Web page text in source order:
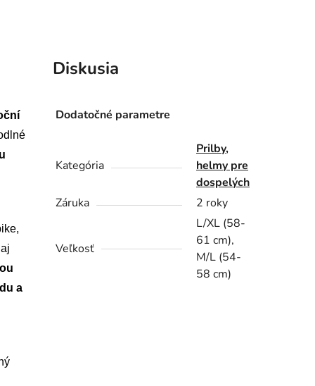
Diskusia
a
Dodatočné parametre
Kategória
Prilby,
helmy pre
dospelých
Záruka
2 roky
Veľkosť
L/XL (58-
61 cm),
M/L (54-
58 cm)